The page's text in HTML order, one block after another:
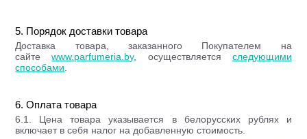
5. Порядок доставки товара
Доставка товара, заказанного Покупателем на
сайтеwww.parfumeria.by, осуществляется следующими
способами
6. Оплата товара
6.1. Цена товара указывается в белорусских рублях и
включает в себя налог на добавленную стоимость.